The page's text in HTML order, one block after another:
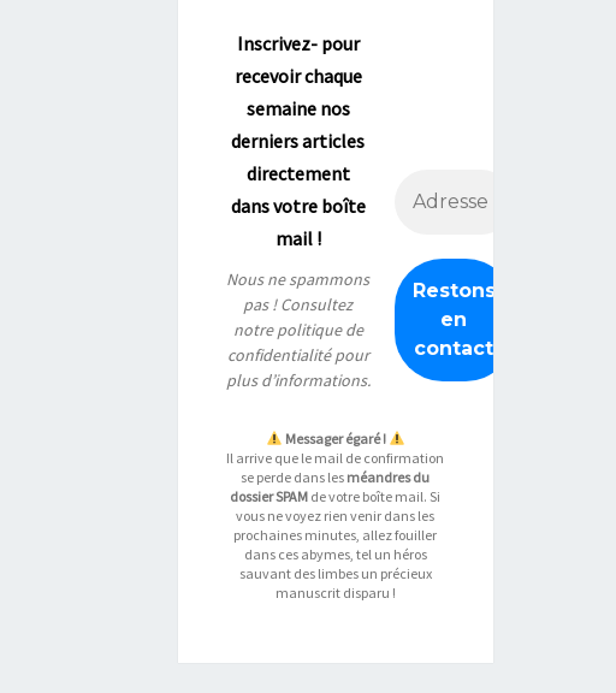
Inscrivez- pour
recevoir chaque
semaine nos
derniers articles
directement
dans votre boîte
mail !
Nous ne spammons
pas ! Consultez
notrepolitique de
confidentialitépour
plus d’informations.
Messager égaré !
Il arrive que le mail de confirmation
se perde dans les méandres du
dossier SPAM de votre boîte mail. Si
vous ne voyez rien venir dans les
prochaines minutes, allez fouiller
dans ces abymes, tel un héros
sauvant des limbes un précieux
manuscrit disparu !